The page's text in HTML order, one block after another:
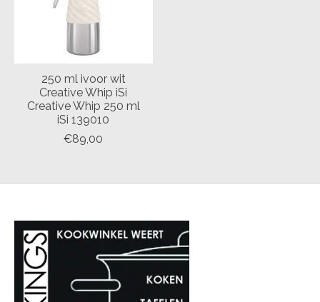
250 ml ivoor wit
Creative Whip iSi
Creative Whip 250 ml
iSi 139010
€89,00